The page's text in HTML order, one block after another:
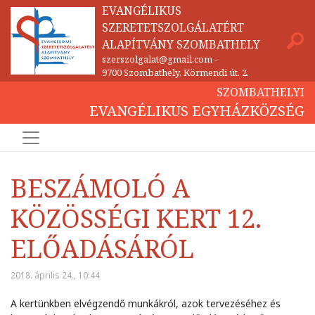
EVANGÉLIKUS
SZERETETSZOLGÁLATÉRT
ALAPÍTVÁNY SZOMBATHELY
szerszolgalat@gmail.com-
9700 Szombathely, Körmendi út. 2.
SZOMBATHELYI
EVANGÉLIKUS EGYHÁZKÖZSÉG
BESZÁMOLÓ A
KÖZÖSSÉGI KERT 12.
ELŐADÁSÁRÓL
2018. április 24., 10:44
A kertünkben elvégzendő munkákról, azok tervezéséhez és